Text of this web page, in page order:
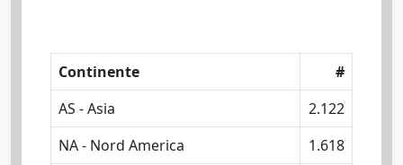
Continente
#
AS - Asia
2.122
NA - Nord America
1.618